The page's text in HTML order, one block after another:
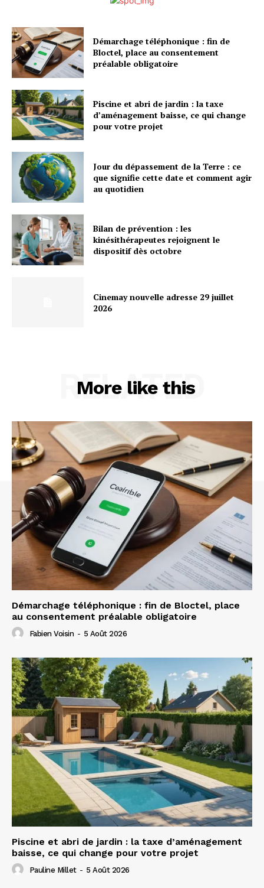
Démarchage téléphonique : fin de
Bloctel, place au consentement
préalable obligatoire
Piscine et abri de jardin : la taxe
d’aménagement baisse, ce qui change
pour votre projet
Jour du dépassement de la Terre : ce
que signifie cette date et comment agir
au quotidien
Bilan de prévention : les
kinésithérapeutes rejoignent le
dispositif dès octobre
Cinemay nouvelle adresse 29 juillet
2026
More like this
RELATED
Démarchage téléphonique : fin de Bloctel, place
au consentement préalable obligatoire
Fabien Voisin - 5 Août 2026
Piscine et abri de jardin : la taxe d’aménagement
baisse, ce qui change pour votre projet
Pauline Millet - 5 Août 2026